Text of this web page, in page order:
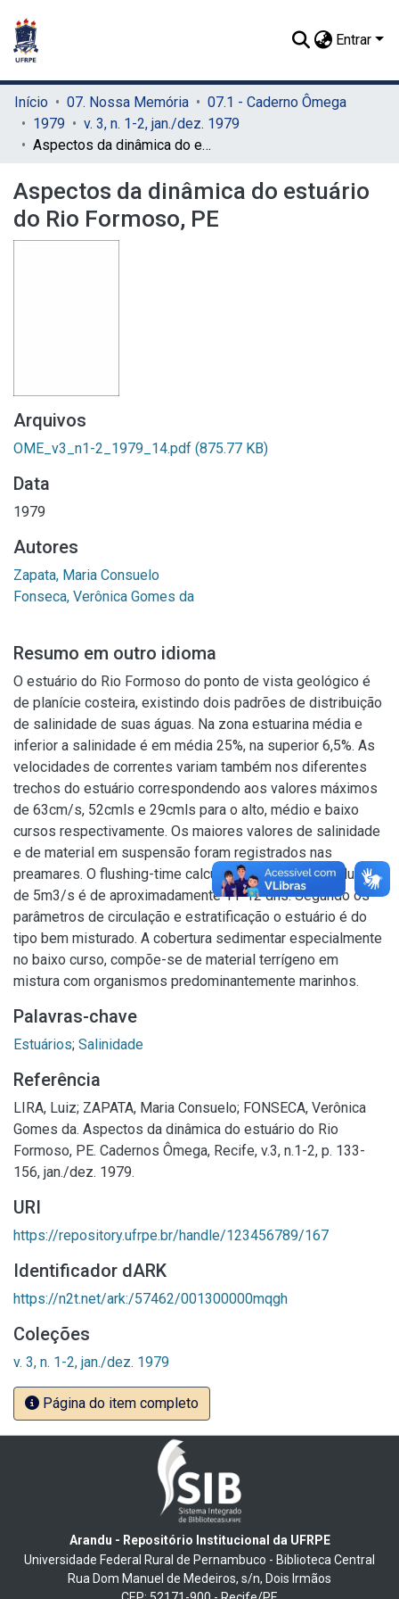
Entrar
Início 07. Nossa Memória
07.1 - Caderno Ômega
1979
v. 3, n. 1-2, jan./dez. 1979
Aspectos da dinâmica do estuário do Rio Formoso, PE
Aspectos da dinâmica do estuário
do Rio Formoso, PE
Arquivos
OME_v3_n1-2_1979_14.pdf (875.77 KB)
Data
1979
Autores
Zapata, Maria Consuelo
Fonseca, Verônica Gomes da
Resumo em outro idioma
O estuário do Rio Formoso do ponto de vista geológico é
de planície costeira, existindo dois padrões de distribuição
de salinidade de suas águas. Na zona estuarina média e
inferior a salinidade é em média 25%, na superior 6,5%. As
velocidades de correntes variam também nos diferentes
trechos do estuário correspondendo aos valores máximos
de 63cm/s, 52cmls e 29cmls para o alto, médio e baixo
cursos respectivamente. Os maiores valores de salinidade
e de material em suspensão foram registrados nas
preamares. O flushing-time calculado para descurga fluvial
de 5m3/s é de aproximadamente 11-12 dhs. Segundo os
parâmetros de circulação e estratificação o estuário é do
tipo bem misturado. A cobertura sedimentar especialmente
no baixo curso, compõe-se de material terrígeno em
mistura com organismos predominantemente marinhos.
Palavras-chave
Estuários; Salinidade
Referência
LIRA, Luiz; ZAPATA, Maria Consuelo; FONSECA, Verônica
Gomes da. Aspectos da dinâmica do estuário do Rio
Formoso, PE. Cadernos Ômega, Recife, v.3, n.1-2, p. 133-
156, jan./dez. 1979.
URI
https://repository.ufrpe.br/handle/123456789/167
Identificador dARK
https://n2t.net/ark:/57462/001300000mqgh
Coleções
v. 3, n. 1-2, jan./dez. 1979
Página do item completo
Arandu - Repositório Institucional da UFRPE
Universidade Federal Rural de Pernambuco - Biblioteca Central
Rua Dom Manuel de Medeiros, s/n, Dois Irmãos